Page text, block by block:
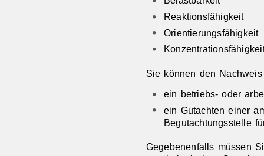
Reaktionsfähigkeit
Orientierungsfähigkeit
Sie können den
ein betriebs- oder
ein Gutachten einer
Begutachtungsstelle
Gegebenenfalls müssen